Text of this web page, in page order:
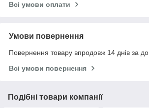
Всі умови оплати
Умови повернення
Повернення товару впродовж 14 днів за
Всі умови повернення
Подібні товари компанії